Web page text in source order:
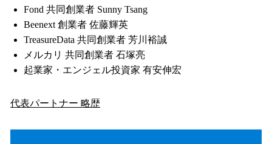
Fond 共同創業者 Sunny Tsang
Beenext 創業者 佐藤輝英
TreasureData 共同創業者 芳川裕誠
メルカリ 共同創業者 石塚亮
起業家・エンジェル投資家 有安伸宏
代表パートナー 略歴